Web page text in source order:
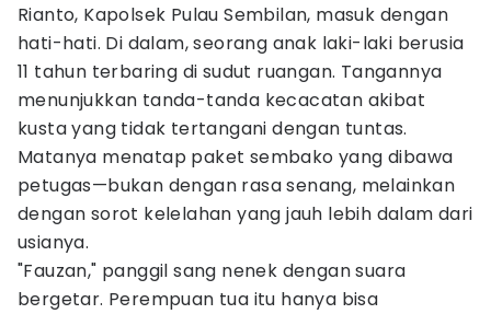
Rianto, Kapolsek Pulau Sembilan, masuk dengan
hati-hati. Di dalam, seorang anak laki-laki berusia
11 tahun terbaring di sudut ruangan. Tangannya
menunjukkan tanda-tanda kecacatan akibat
kusta yang tidak tertangani dengan tuntas.
Matanya menatap paket sembako yang dibawa
petugas—bukan dengan rasa senang, melainkan
dengan sorot kelelahan yang jauh lebih dalam dari
usianya.
"Fauzan," panggil sang nenek dengan suara
bergetar. Perempuan tua itu hanya bisa